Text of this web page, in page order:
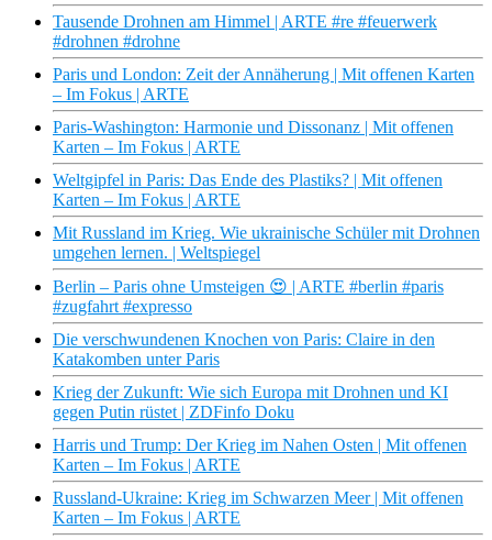
Tausende Drohnen am Himmel | ARTE #re #feuerwerk
#drohnen #drohne
Paris und London: Zeit der Annäherung | Mit offenen Karten
– Im Fokus | ARTE
Paris-Washington: Harmonie und Dissonanz | Mit offenen
Karten – Im Fokus | ARTE
Weltgipfel in Paris: Das Ende des Plastiks? | Mit offenen
Karten – Im Fokus | ARTE
Mit Russland im Krieg. Wie ukrainische Schüler mit Drohnen
umgehen lernen. | Weltspiegel
Berlin – Paris ohne Umsteigen 😍 | ARTE #berlin #paris
#zugfahrt #expresso
Die verschwundenen Knochen von Paris: Claire in den
Katakomben unter Paris
Krieg der Zukunft: Wie sich Europa mit Drohnen und KI
gegen Putin rüstet | ZDFinfo Doku
Harris und Trump: Der Krieg im Nahen Osten | Mit offenen
Karten – Im Fokus | ARTE
Russland-Ukraine: Krieg im Schwarzen Meer | Mit offenen
Karten – Im Fokus | ARTE